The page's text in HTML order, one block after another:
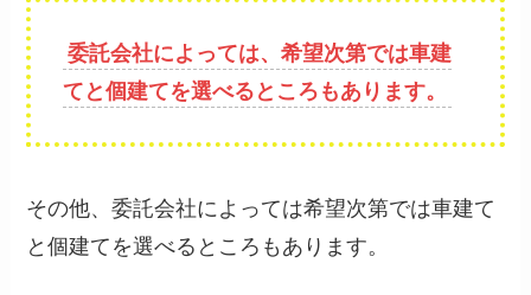
委託会社によっては、希望次第では車建
てと個建てを選べるところもあります。
その他、委託会社によっては希望次第では車建て
と個建てを選べるところもあります。